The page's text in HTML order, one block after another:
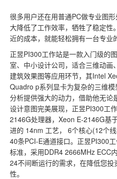
很多用户还在用普通PC做专业图
大降低了工作效率，牺牲了稳定性
近的成本，就能轻松拥有一台专业
正昱PI300工作站是一款入门级的
室、中小设计公司，适合三维动画
建筑效果图等应用环节，其Intel
Quadro p系列显卡为复杂的三维
分析提供强大的动力，借助他无论
设计意图完美展现，正昱PI300工
2146G处理器，Xeon E-2146G基
进的 14nm 工艺， 6个核心(12个
40条PCI-E通道接口。正昱PI300
标准，采用DDR4 2666MHz ECC
24不间断运行的需求，在降低您
性。